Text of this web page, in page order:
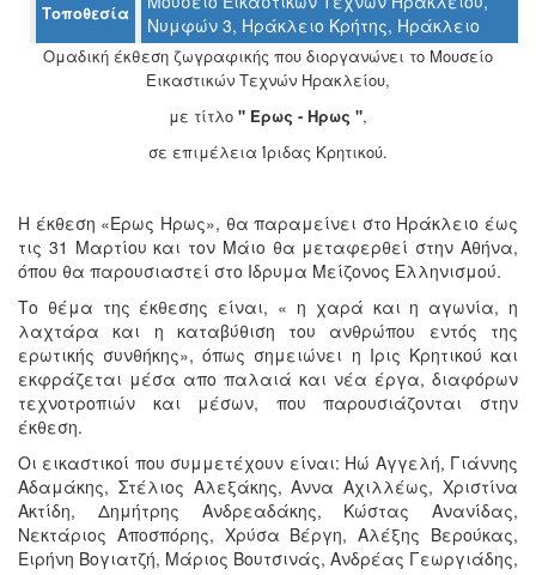
ΤΟΠΟΣ
ΑΝΘΕΚΤΙΚΗ
ΠΟΛΗ
Τοποθεσία
Νυμφών 3, Ηράκλειο Κρήτης, Ηράκλειο
Ομαδική έκθεση ζωγραφικής που διοργανώνει το Μουσείο
Εικαστικών Τεχνών Ηρακλείου,
με τίτλο " Ερως - Ηρως ",
σε επιμέλεια Ίριδας Κρητικού.
Η έκθεση «Ερως Ηρως», θα παραμείνει στο Ηράκλειο έως
τις 31 Μαρτίου και τον Μάιο θα μεταφερθεί στην Αθήνα,
όπου θα παρουσιαστεί στο Ιδρυμα Μείζονος Ελληνισμού.
Το θέμα της έκθεσης είναι, « η χαρά και η αγωνία, η
λαχτάρα και η καταβύθιση του ανθρώπου εντός της
ερωτικής συνθήκης», όπως σημειώνει η Ιρις Κρητικού και
εκφράζεται μέσα απο παλαιά και νέα έργα, διαφόρων
τεχνοτροπιών και μέσων, που παρουσιάζονται στην
έκθεση.
Οι εικαστικοί που συμμετέχουν είναι: Ηώ Αγγελή, Γιάννης
Αδαμάκης, Στέλιος Αλεξάκης, Αννα Αχιλλέως, Χριστίνα
Ακτίδη, Δημήτρης Ανδρεαδάκης, Κώστας Ανανίδας,
Νεκτάριος Αποσπόρης, Χρύσα Βέργη, Αλέξης Βερούκας,
Ειρήνη Βογιατζή, Μάριος Βουτσινάς, Ανδρέας Γεωργιάδης,